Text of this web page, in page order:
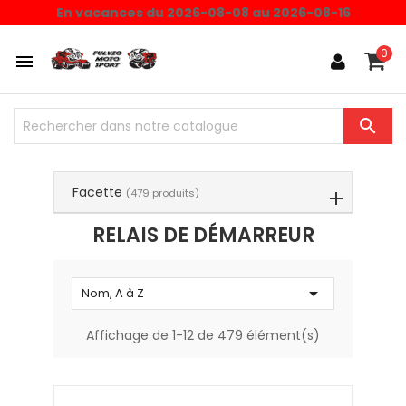
En vacances du 2026-08-08 au 2026-08-16
 0

Facette (479 produits)
RELAIS DE DÉMARREUR
Nom, A à Z 
Affichage de 1-12 de 479 élément(s)
Choisissez une valeur...